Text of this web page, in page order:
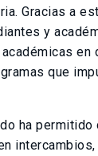
Gracias a
y
que
ha permitido